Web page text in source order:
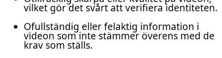
vilket gör det svårt att verifiera identiteten.
Ofullständig eller felaktig information i
videon som inte stämmer överens med de
krav som ställs.